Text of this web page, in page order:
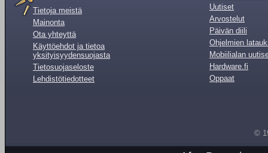
Tietoja meistä
Mainonta
Ota yhteyttä
Käyttöehdot ja tietoa
yksityisyydensuojasta
Tietosuojaseloste
Lehdistötiedotteet
Uutiset
Arvostelut
Päivän diili
Ohjelmien
Mobiilialan
Hardware.fi
Oppaat
©